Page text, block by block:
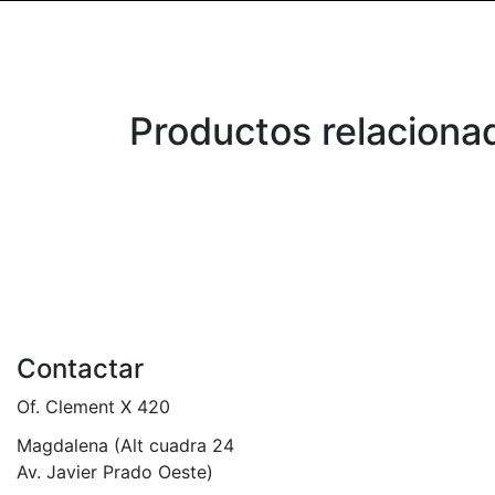
Productos
Contactar
Of. Clement X 420
Magdalena (Alt cuadra 24
Av. Javier Prado Oeste)